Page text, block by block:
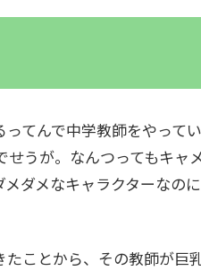
てんで中学教師をやって
うが。なんつってもキャ
ダメなキャラクターなの
ことから、その教師が巨